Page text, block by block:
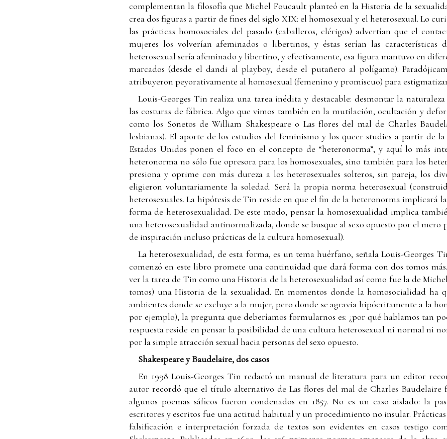
complementan la filosofía que Michel Foucault planteó en la Historia de la
crea dos figuras a partir de fines del siglo XIX: el homosexual y el heterosexual. Lo
las prácticas homosociales del pasado (caballeros, clérigos) advertían que el
mujeres los volverían afeminados o libertinos, y éstas serían las características
heterosexual sería afeminado y libertino, y efectivamente, esa figura mantuvo en
marcados (desde el dandi al playboy, desde el putañero al polígamo).
atribuyeron peyorativamente al homosexual (femenino y promiscuo) para
Louis-Georges Tin realiza una tarea inédita y destacable: desmontar la
las costuras de fábrica. Algo que vimos también en la mutilación, ocultación y
como los Sonetos de William Shakespeare o Las flores del mal de Charles
lesbianas). El aporte de los estudios del feminismo y los queer studies a partir de
Estados Unidos ponen el foco en el concepto de “heteronorma”, y aquí lo más
heteronorma no sólo fue opresora para los homosexuales, sino también para los
presiona y oprime con más dureza a los heterosexuales solteros, sin pareja, los
eligieron voluntariamente la soledad. Será la propia norma heterosexual
heterosexuales. La hipótesis de Tin reside en que el fin de la heteronorma implicará
forma de heterosexualidad. De este modo, pensar la homosexualidad implica
una heterosexualidad antinormalizada, donde se busque al sexo opuesto por el mero
de inspiración incluso prácticas de la cultura homosexual).
La heterosexualidad, de esta forma, es un tema huérfano, señala Louis-Georges
comenzó en este libro promete una continuidad que dará forma con dos tomos
ver la tarea de Tin como una Historia de la heterosexualidad así como fue la de
tomos) una Historia de la sexualidad. En momentos donde la homosocialidad ha
ambientes donde se excluye a la mujer, pero donde se agravia hipócritamente a la
por ejemplo), la pregunta que deberíamos formularnos es: ¿por qué hablamos tan
respuesta reside en pensar la posibilidad de una cultura heterosexual ni normal ni
por la simple atracción sexual hacia personas del sexo opuesto.
Shakespeare y Baudelaire, dos casos
En 1998 Louis-Georges Tin redactó un manual de literatura para un editor
autor recordó que el título alternativo de Las flores del mal de Charles Baudelaire
algunos poemas sáficos fueron condenados en 1857. No es un caso aislado: la
escritores y escritos fue una actitud habitual y un procedimiento no insular.
falsificación e interpretación forzada de textos son evidentes en casos testigo